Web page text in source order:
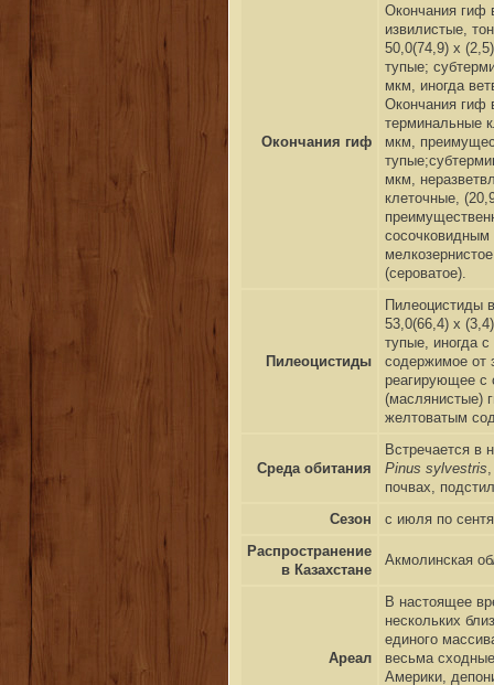
Окончания гиф
Окончания гиф
извилистые,
50,0(74,9) x
тупые;
мкм, иногда
Окончания гиф
терминальные
мкм,
мкм,
клеточные,
сосочковидным
(сероватое).
Пилеоцистиды
Пилеоцистиды
53,0(66,4) x
тупые, иногда
содержимое от
реагирующее с
(маслянистые)
желтоватым
Среда обитания
Встречается в
Pinus sylvestris
почвах,
Сезон
с июля по
Распространение
в Казахстане
Акмолинская
Ареал
В настоящее
нескольких
единого
весьма
Америки,